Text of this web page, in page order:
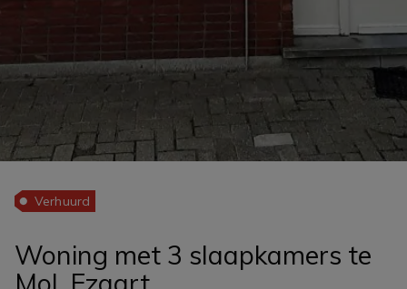
Woning met 3 slaapkamers te
Verhuurd